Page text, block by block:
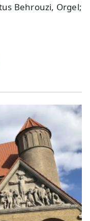
Behrouzi, Orgel;